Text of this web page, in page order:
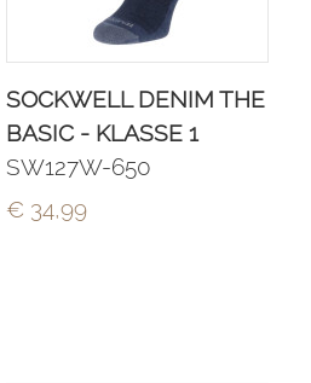
SOCKWELL DENIM THE
BASIC - KLASSE 1
SW127W-650
€ 34,99